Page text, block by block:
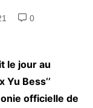
0
le jour au
Yu Bess’’
officielle de